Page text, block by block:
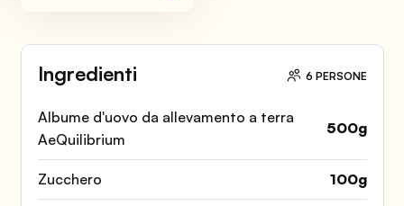
Ingredienti 6 PERSONE
Albume d'uovo da allevamento a terra
AeQuilibrium
500g
Zucchero 100g